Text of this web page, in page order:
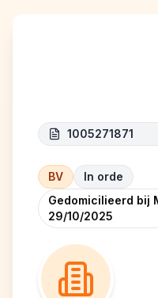
1005271871
BV
In orde
Gedomicilieerd bij
29/10/2025